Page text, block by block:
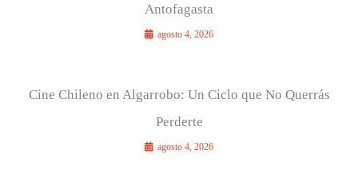
Antofagasta
agosto 4, 2026
Cine Chileno en Algarrobo: Un Ciclo que No Querrás
Perderte
agosto 4, 2026